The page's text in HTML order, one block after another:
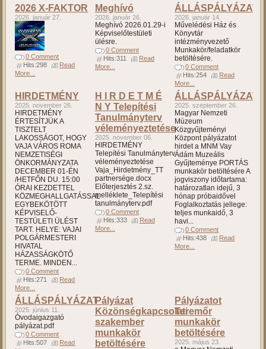
2026 X-FAKTOR
2026. január 27.
0 Comment
Hits:298
Read
More...
Meghívó
2026. január 26.
Meghívó 2026.01.29-i
Képviselőtestületi
ülésre.
0 Comment
Hits:311
Read
More...
ÁLLÁSPÁLYÁZAT
2026. január 14.
Művelédési Ház és
Könyvtár
intézményvezető
Munkakör/feladatkör
betöltésére.
0 Comment
Hits:254
Read
More...
HIRDETMÉNY
2025. november 26.
HIRDETMÉNY
ÉRTESÍTJÜK A
TISZTELT
LAKOSSÁGOT, HOGY
VAJA VÁROS ROMA
NEMZETISÉGI
ÖNKORMÁNYZATA
DECEMBER 01-ÉN
/HETFŐN DU. 15:00
ÓRAI KEZDETTEL
KÖZMEGHALLGATÁSSAL
EGYBEKÖTÖTT
KÉPVISELŐ-
TESTÜLETI ÜLÉST
TART. HELYE: VAJAI
POLGÁRMESTERI
HIVATAL
HÁZASSÁGKÖTŐ
TERME. MINDEN...
0 Comment
Hits:271
Read
More...
H I R D E T M É
N Y Telepítési
Tanulmányterv
véleményeztetése
2025. november 06.
HIRDETMÉNY
Telepítési Tanulmányterv
véleményeztetése
Vaja_Hirdetmény_TT
partnersége.docx
Előterjesztés 2.sz.
melléklete_Telepítési
tanulmányterv.pdf
0 Comment
Hits:333
Read
More...
ÁLLÁSPÁLYÁZAT
2025. szeptember 26.
Magyar Nemzeti
Múzeum
Közgyűjteményi
Központ pályázatot
hirdet a MNM Vay
Ádám Muzeális
Gyűjteménye PORTÁS
munkakör betöltésére A
jogviszony időtartama:
határozatlan idejű, 3
hónap próbaidővel
Foglalkoztatás jellege:
teljes munkaidő, 3
havi...
0 Comment
Hits:438
Read
More...
ÁLLÁSPÁLYÁZAT
2025. június 11.
Óvodaigazgató
pályázat.pdf
0 Comment
Hits:507
Read
Pályázat
Közönségkapcsolati
szakember
munkakör
betöltésére
Pályázatot
Teremőr
munkakör
betöltésére
2025. május 23.